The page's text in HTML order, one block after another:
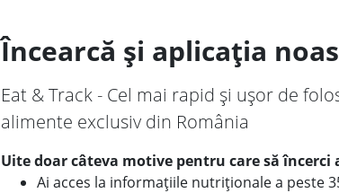
Încearcă și aplicația
Eat & Track - Cel mai rapid și ușor de
alimente exclusiv din România
Uite doar câteva motive pentru care să încerci
Ai acces la informațiile nutriționale a peste